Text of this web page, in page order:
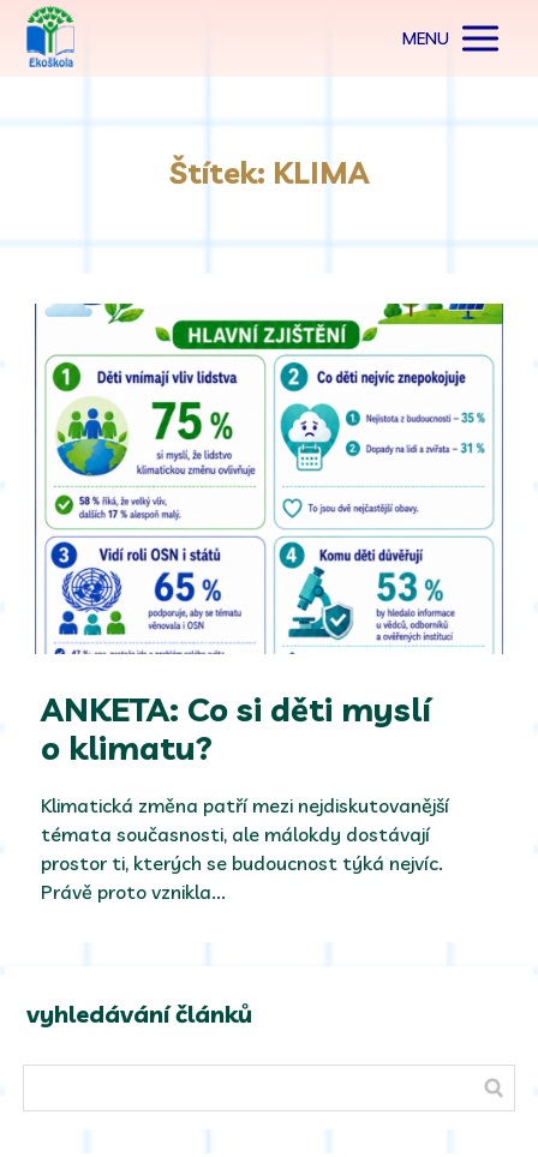
MENU
Štítek: KLIMA
ANKETA: Co si děti myslí
o klimatu?
Klimatická změna patří mezi nejdiskutovanější
témata současnosti, ale málokdy dostávají
prostor ti, kterých se budoucnost týká nejvíc.
Právě proto vznikla...
vyhledávání článků